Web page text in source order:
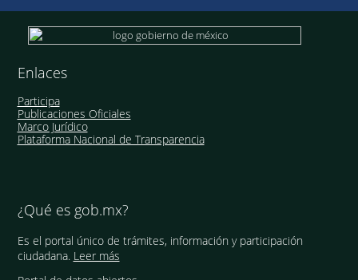
Enlaces
Participa
Publicaciones Oficiales
Marco Jurídico
Plataforma Nacional de Transparencia
¿Qué es gob.mx?
Es el portal único de trámites, información y participación
ciudadana. Leer más